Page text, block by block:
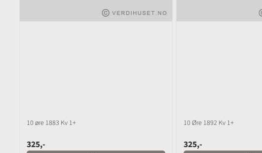
10 øre 1883 Kv 1+
325,-
10 Øre 1892 Kv 1+
325,-